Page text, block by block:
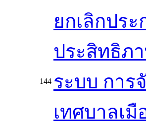
144
ยกเลิกปร
ประสิทธิภ
ระบบ การ
เทศบาลเ